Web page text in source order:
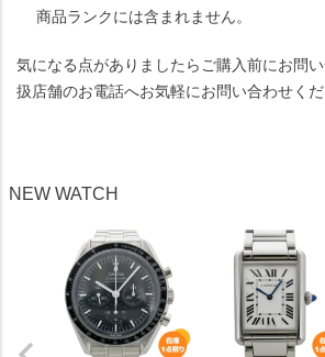
商品ランクには含まれません。
気になる点がありましたらご購入前にお問
扱店舗のお電話へお気軽にお問い合わせくだ
NEW WATCH